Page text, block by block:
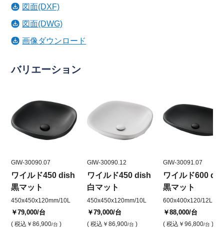
図面(DXF)
図面(DWG)
画像ダウンロード
バリエーション
GIW-30090.07
ワイルド450 dish
黒マット
450x450x120mm/10L
￥79,000/台
( 税込 ￥86,900/台 )
GIW-30090.12
ワイルド450 dish
白マット
450x450x120mm/10L
￥79,000/台
( 税込 ￥86,900/台 )
GIW-30091.07
ワイルド600
黒マット
600x400x120/12L
￥88,000/台
( 税込 ￥96,800/台 )